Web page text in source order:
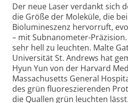
Der neue Laser verdankt sich
die Größe der Moleküle, die
Biolumineszenz hervorruft,
– mit Subnanometer-
sehr hell zu leuchten. Malte
Universität St. Andrews hat
Hyun Yun von der Harvard
Massachusetts General
des grün fluoreszierenden
die Quallen grün leuchten